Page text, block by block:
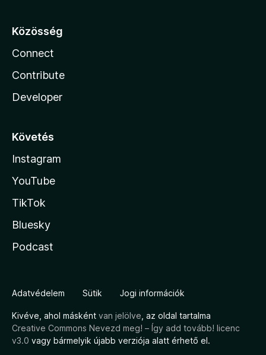
Közösség
Connect
Contribute
Developer
Követés
Instagram
YouTube
TikTok
Bluesky
Podcast
Adatvédelem Sütik Jogi információk
Kivéve, ahol másként van jelölve , az oldal tartalma
Creative Commons Nevezd meg! – Így add tovább! licenc
v3.0 vagy bármelyik újabb verziója alatt érhető el.